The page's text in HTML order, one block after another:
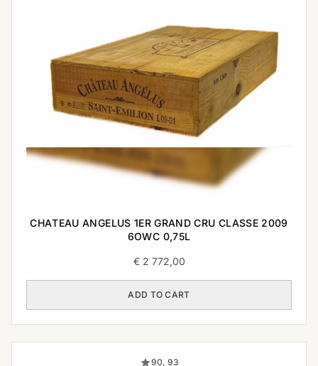
CHATEAU ANGELUS 1ER GRAND CRU CLASSE 2009
6OWC 0,75L
€2 772,00
ADD TO CART
90, 93